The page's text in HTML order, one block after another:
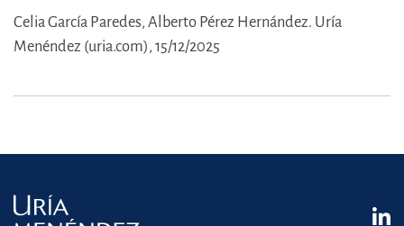
Celia García Paredes, Alberto Pérez Hernández. Uría
Menéndez (uria.com), 15/12/2025